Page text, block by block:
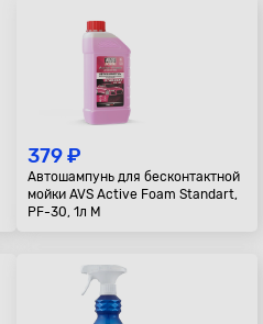
379 ₽
Автошампунь для бесконтактной
мойки AVS Active Foam Standart,
PF-30, 1л М